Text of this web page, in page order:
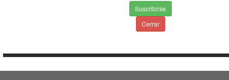
Suscribirse
Cerrar